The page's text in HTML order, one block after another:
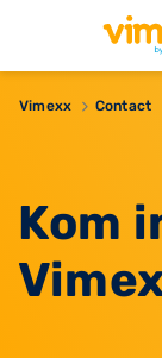
Vimexx Contact
Kom